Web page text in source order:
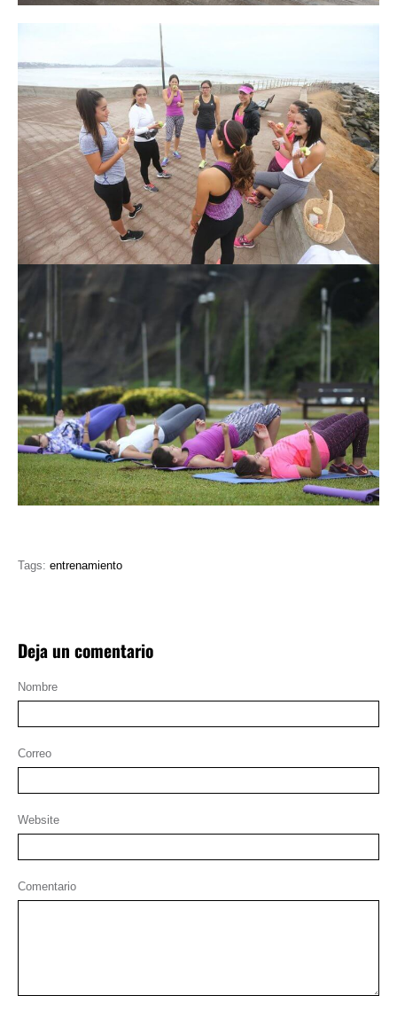
Tags: entrenamiento
Deja un comentario
Nombre
Correo
Website
Comentario